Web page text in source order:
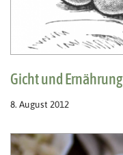
Gicht und Ernährung
8. August 2012